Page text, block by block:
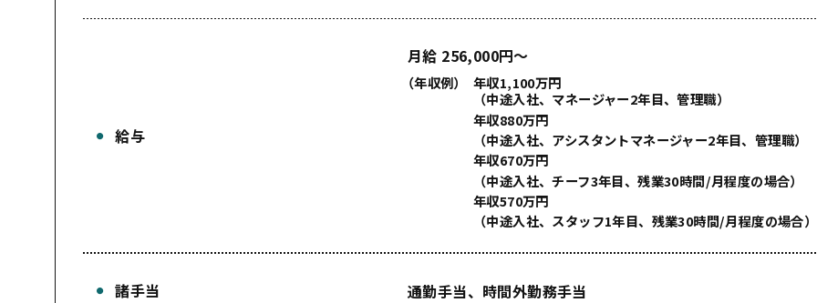
給与
月給 256,000円～
（年収例）
年収1,100万円
（中途入社、マネージャー2年目、管理職）
年収880万円
（中途入社、アシスタントマネージャー2年目、管理職）
年収670万円
（中途入社、チーフ3年目、残業30時間/月程度の場合）
年収570万円
（中途入社、スタッフ1年目、残業30時間/月程度の場合）
諸手当 通勤手当、時間外勤務手当